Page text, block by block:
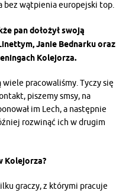
bez wątpienia europejski top.
pan dołożył swoją
Janie Bednarku oraz
Kolejorza.
wiele pracowaliśmy. Tyczy się
piszemy smsy, na
im Lech, a następnie
rozwinąć ich w drugim
Kolejorza?
graczy, z którymi pracuje